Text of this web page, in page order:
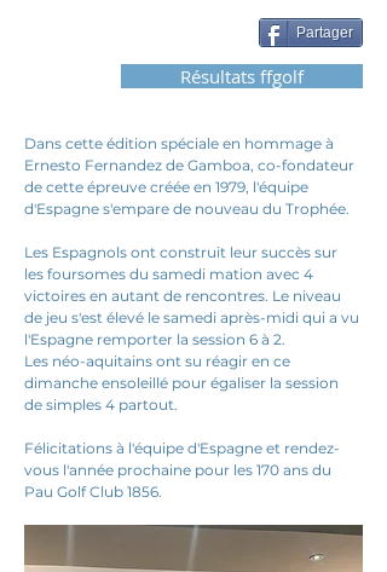
Partager
Résultats ffgolf
Dans cette édition spéciale en hommage à
Ernesto Fernandez de Gamboa, co-fondateur
de cette épreuve créée en 1979, l'équipe
d'Espagne s'empare de nouveau du Trophée.
Les Espagnols ont construit leur succès sur
les foursomes du samedi mation avec 4
victoires en autant de rencontres. Le niveau
de jeu s'est élevé le samedi après-midi qui a vu
l'Espagne remporter la session 6 à 2.
Les néo-aquitains ont su réagir en ce
dimanche ensoleillé pour égaliser la session
de simples 4 partout.
Félicitations à l'équipe d'Espagne et rendez-
vous l'année prochaine pour les 170 ans du
Pau Golf Club 1856.